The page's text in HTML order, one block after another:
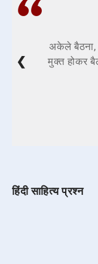
अकेले बैठना,
मुक्त होकर
❮
हिंदी साहित्य प्रश्न